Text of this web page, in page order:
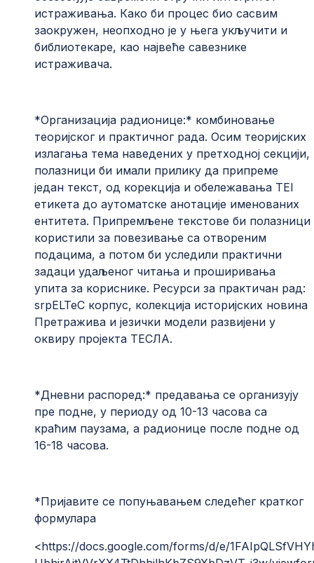
истраживања. Како би процес био сасвим
заокружен, неопходно је у њега укључити и
библиотекаре, као највеће савезнике
истраживача.
*Организација радионице:* комбиновање
теоријског и практичног рада. Осим теоријских
излагања тема наведених у претходној секцији,
полазници би имали прилику да припреме
један текст, од корекција и обележавања TEI
етикета до аутоматске анотације именованих
ентитета. Припремљене текстове би полазници
користили за повезивање са отвореним
подацима, а потом би уследили практични
задаци удаљеног читања и проширивања
упита за кориснике. Ресурси за практичан рад:
srpELTeC корпус, колекција историјских новина
Претражива и језички модели развијени у
оквиру пројекта ТЕСЛА.
*Дневни распоред:* предавања се организују
пре подне, у периоду од 10-13 часова са
краћим паузама, а радионице после подне од
16-18 часова.
*Пријавите се попуњавањем следећег кратког
формулара
<https://docs.google.com/forms/d/e/